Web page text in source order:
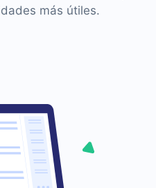
más útiles.